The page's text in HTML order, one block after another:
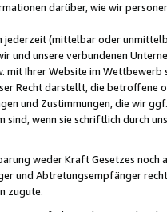
darüber, wie wir
jederzeit (mittelbar oder
und unsere verbundenen
Ihrer Website im Wettbewerb
Recht darstellt, die betroffene
und Zustimmungen, die wir
sind, wenn sie schriftlich durch
weder Kraft Gesetzes
und Abtretungsempfänger
zugute.